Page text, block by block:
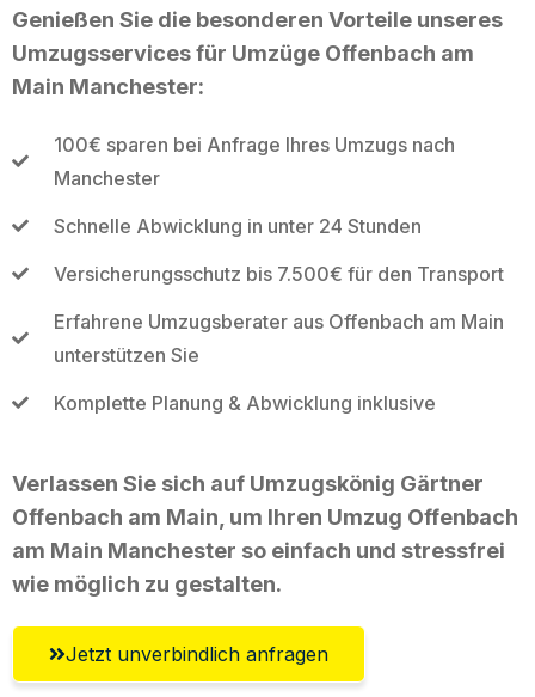
Genießen Sie die besonderen Vorteile unseres
Umzugsservices für Umzüge Offenbach am
Main Manchester:
100€ sparen bei Anfrage Ihres Umzugs nach
Manchester
Schnelle Abwicklung in unter 24 Stunden
Versicherungsschutz bis 7.500€ für den Transport
Erfahrene Umzugsberater aus Offenbach am Main
unterstützen Sie
Komplette Planung & Abwicklung inklusive
Verlassen Sie sich auf Umzugskönig Gärtner
Offenbach am Main, um Ihren Umzug Offenbach
am Main Manchester so einfach und stressfrei
wie möglich zu gestalten.
Jetzt unverbindlich anfragen